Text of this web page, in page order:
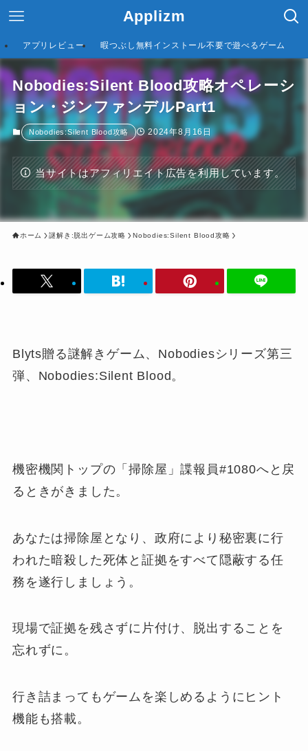
Applizm
アプリレビュー 暇つぶし無料インストール不要で遊べるゲーム
Nobodies:Silent Blood攻略オペレーシ
ョン・ジンファンデルPart1
Nobodies:Silent Blood攻略 2024年8月16日
当サイトはアフィリエイト広告を利用しています。
ホーム 謎解き:脱出ゲーム攻略 Nobodies:Silent Blood攻略
Blyts贈る謎解きゲーム、Nobodiesシリーズ第三
弾、Nobodies:Silent Blood。
機密機関トップの「掃除屋」諜報員#1080へと戻
るときがきました。
あなたは掃除屋となり、政府により秘密裏に行
われた暗殺した死体と証拠をすべて隠蔽する任
務を遂行しましょう。
現場で証拠を残さずに片付け、脱出することを
忘れずに。
行き詰まってもゲームを楽しめるようにヒント
機能も搭載。